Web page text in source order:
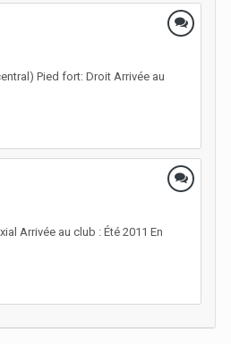
Pied fort: Droit Arrivée au
Arrivée au club : Été 2011 En